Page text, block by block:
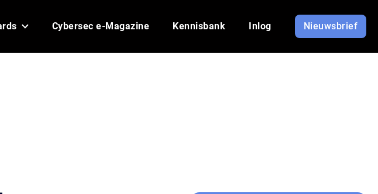
Cybersec e-Magazine Kennisbank Inlog Nieuwsbrief